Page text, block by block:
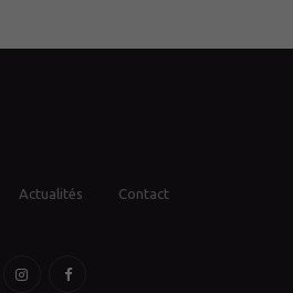
Actualités Contact